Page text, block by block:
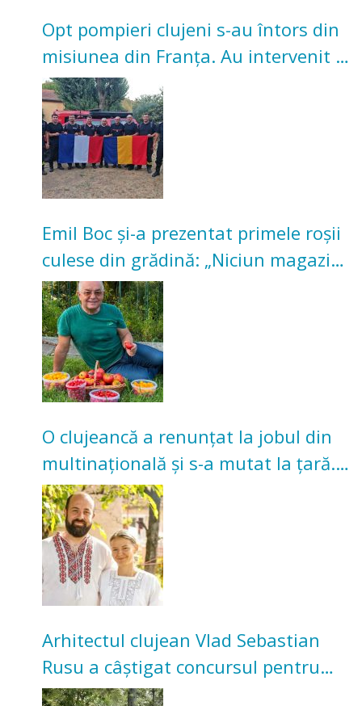
Opt pompieri clujeni s-au întors din
misiunea din Franța. Au intervenit la
incendii de vegetație și pădure
Emil Boc și-a prezentat primele roșii
culese din grădină: „Niciun magazin
nu poate oferi această satisfacție”
O clujeancă a renunțat la jobul din
multinațională și s-a mutat la țară.
Acum cultivă legume în grădina
bunicilor
Arhitectul clujean Vlad Sebastian
Rusu a câștigat concursul pentru
transformarea Grădinii Casei